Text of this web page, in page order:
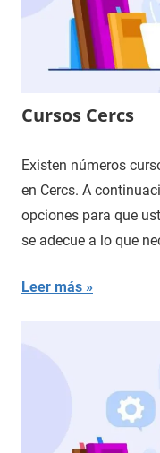
Cursos Cercs
Existen números
en Cercs. A
opciones para que
se adecue a lo que
Leer más